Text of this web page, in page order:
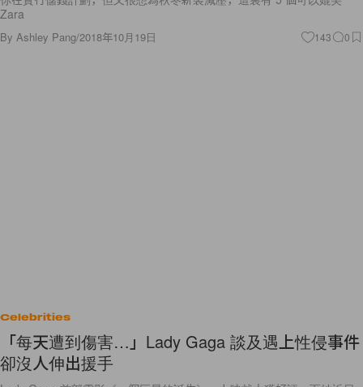
Zara
By Ashley Pang/2018年10月19日 143 0
Celebrities
「每天遭到傷害…」Lady Gaga 談及遇上性侵事件
卻沒人伸出援手